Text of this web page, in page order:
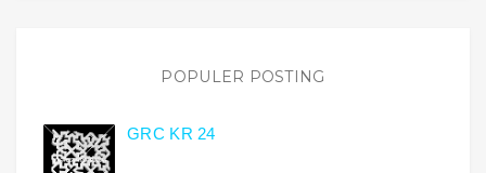
POPULER POSTING
GRC KR 24